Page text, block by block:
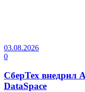
03.08.2026
0
СберТех внедрил
DataSpace